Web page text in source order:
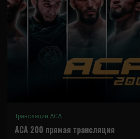
Трансляции ACA
ACA 200 прямая трансляция